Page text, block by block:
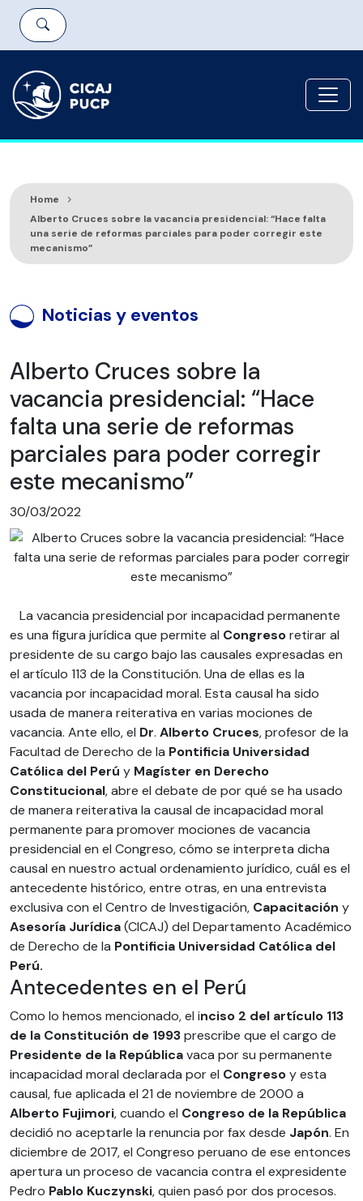
Home
Alberto Cruces sobre la vacancia presidencial: “Hace falta
una serie de reformas parciales para poder corregir este
mecanismo”
Noticias y eventos
Alberto Cruces sobre la
vacancia presidencial: “Hace
falta una serie de reformas
parciales para poder corregir
este mecanismo”
30/03/2022
La vacancia presidencial por incapacidad permanente
es una figura jurídica que permite al Congresoretirar al
presidente de su cargo bajo las causales expresadas en
el artículo 113 de la Constitución. Una de ellas es la
vacancia por incapacidad moral. Esta causal ha sido
usada de manera reiterativa en varias mociones de
vacancia. Ante ello, el Dr. Alberto Cruces, profesor de la
Facultad de Derecho de la Pontificia Universidad
Católica del Perú y Magíster en Derecho
Constitucional, abre el debate de por qué se ha usado
de manera reiterativa la causal de incapacidad moral
permanente para promover mociones de vacancia
presidencial en el Congreso, cómo se interpreta dicha
causal en nuestro actual ordenamiento jurídico, cuál es el
antecedente histórico, entre otras, en una entrevista
exclusiva con el Centro de Investigación, Capacitación y
Asesoría Jurídica(CICAJ) del Departamento Académico
de Derecho de la Pontificia Universidad Católica del
Perú.
Antecedentes en el Perú
Como lo hemos mencionado, el inciso 2 del artículo 113
de la Constitución de 1993prescribe que el cargo de
Presidente de la Repúblicavaca por su permanente
incapacidad moral declarada por el Congresoy esta
causal, fue aplicada el 21 de noviembre de 2000 a
Alberto Fujimori, cuando el Congreso de la República
decidió no aceptarle la renuncia por fax desde Japón. En
diciembre de 2017, el Congreso peruano de ese entonces
apertura un proceso de vacancia contra el expresidente
Pedro Pablo Kuczynski, quien pasó por dos procesos.